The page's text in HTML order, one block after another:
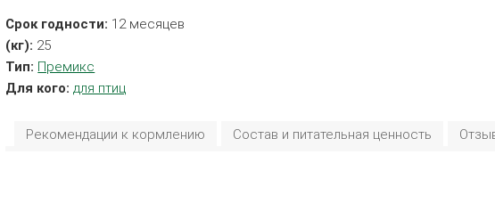
Срок годности: 12 месяцев
(кг): 25
Тип: Премикс
Для кого: для птиц
Рекомендации к кормлению Состав и питательная ценность